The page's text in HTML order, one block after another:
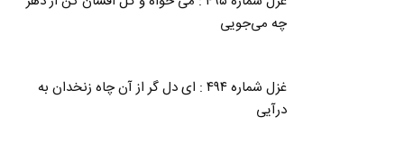
چه می‌جویی
غزل شماره ۴۹۴ : ای دل گر از آن چاه زنخدان به
درآیی